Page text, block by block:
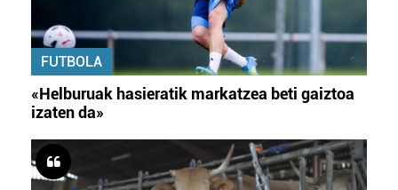
FUTBOLA
«Helburuak hasieratik markatzea beti gaiztoa
izaten da»